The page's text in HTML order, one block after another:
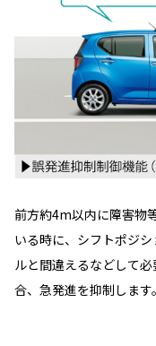
前方約4m以内に障害物
いる時に、シフトポジ
ルと間違えるなどして
合、急発進を抑制します。